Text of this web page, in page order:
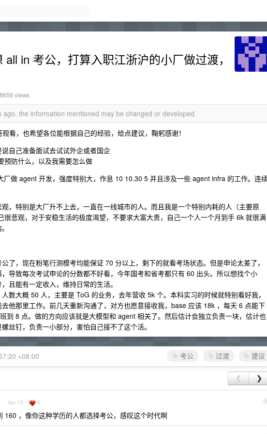
in 考公，打算入职江浙沪的小厂做过渡，
8656 views
the information mentioned may be changed or developed.
看，也希望各位能根据自己的经验，给点建议，鞠躬感谢！
自己准备面试去试试外企或者国企
预防什么，以及我需要怎么做
厂做 agent 开发，强度特别大，作息 10 10.30 5 并且涉及一些 agent infra 的工作。连
，特别是大厂升不上去，一直在一线城市的人。而且我是一个特别内耗的人（主要原
很悲观，对于安稳生活的极度渴望，不要求大富大贵，自己一个人一个月到手 6k 就很满
了，现在粉笔行测模考均能保证 70 分以上，剩下的就看考场状态。但是申论太差了，
导致每次考试申论的分数都不好看，今年国考和省考都只有 60 出头。所以想找个小
且能有一定收入，维持日常的生活。
数大概 50 人，主要是 ToG 的业务，去年营收 5k 个。本科实习的时候就特别看好我，
他那里工作。前几天重新沟通了，对方也愿意接收我，base 应该 18k ，每天 6 点能下
到 8 点。做的方向应该就是大模型和 agent 相关了。然后估计会独立负责一块，估计也
丝钉，负责一小部分，害怕自己接不了这个活。
考公 过渡 建议
+08:00
❮ ❯
1
Apr 15 6
160 ，像你这种学历的人都选择考公，感叹这个时代啊